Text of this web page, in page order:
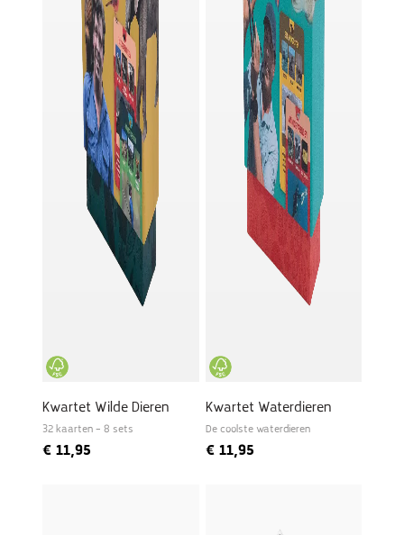
Kwartet Wilde Dieren
32 kaarten – 8 sets
€ 11,95
Kwartet Waterdieren
De coolste waterdieren
€11,95